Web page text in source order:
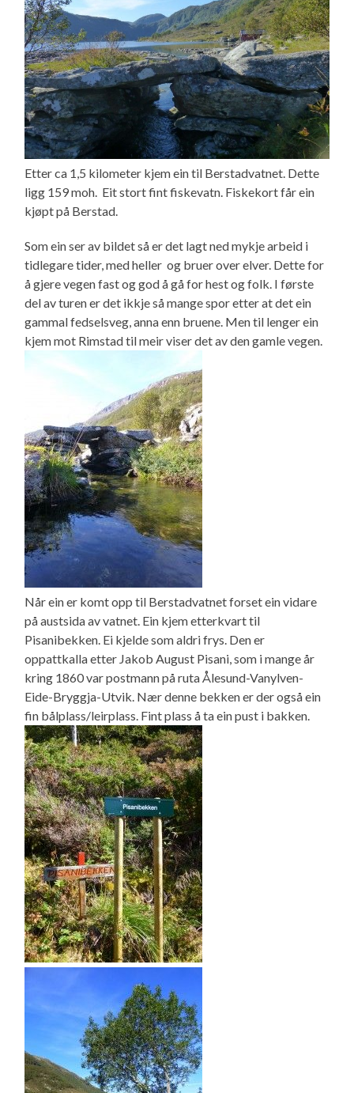
Etter ca 1,5 kilometer kjem ein til Berstadvatnet. Dette
ligg 159 moh. Eit stort fint fiskevatn. Fiskekort får ein
kjøpt på Berstad.
Som ein ser av bildet så er det lagt ned mykje arbeid i
tidlegare tider, med heller og bruer over elver. Dette for
å gjere vegen fast og god å gå for hest og folk. I første
del av turen er det ikkje så mange spor etter at det ein
gammal fedselsveg, anna enn bruene. Men til lenger ein
kjem mot Rimstad til meir viser det av den gamle vegen.
Når ein er komt opp til Berstadvatnet forset ein vidare
på austsida av vatnet. Ein kjem etterkvart til
Pisanibekken. Ei kjelde som aldri frys. Den er
oppattkalla etter Jakob August Pisani, som i mange år
kring 1860 var postmann på ruta Ålesund-Vanylven-
Eide-Bryggja-Utvik. Nær denne bekken er der også ein
fin bålplass/leirplass. Fint plass å ta ein pust i bakken.